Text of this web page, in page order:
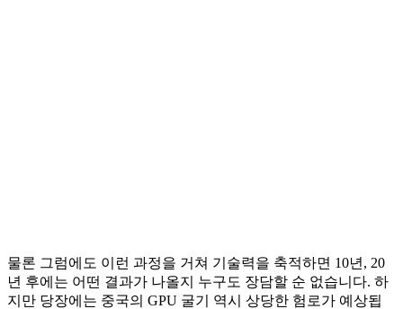
물론 그럼에도 이런 과정을 거쳐 기술력을 축적하면 10년, 20
년 후에는 어떤 결과가 나올지 누구도 장담할 순 없습니다. 하
지만 당장에는 중국의 GPU 굴기 역시 상당한 험로가 예상됩